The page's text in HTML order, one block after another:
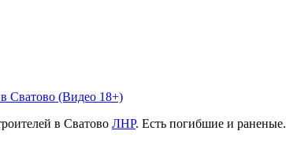
в Сватово ЛНР. Есть погибшие и раненые.